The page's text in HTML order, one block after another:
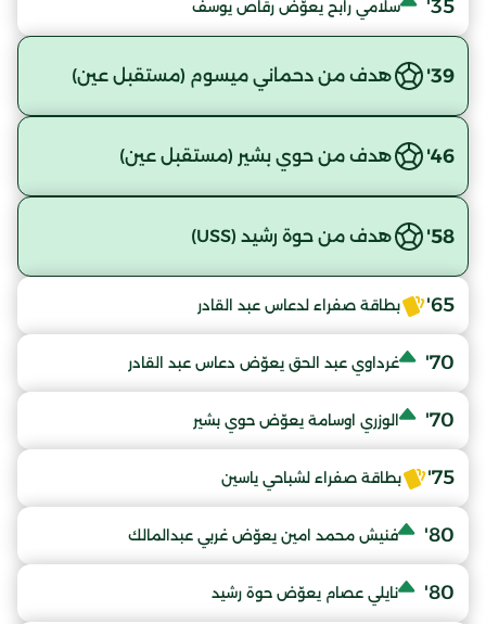
35' سلامي رابح يعوّض رقاص يوسف
39' هدف من دحماني ميسوم (مستقبل عين)
46' هدف من حوي بشير (مستقبل عين)
58' هدف من حوة رشيد (USS)
65' بطاقة صفراء لدعاس عبد القادر
70' غرداوي عبد الحق يعوّض دعاس عبد القادر
70' الوزري اوسامة يعوّض حوي بشير
75' بطاقة صفراء لشباحي ياسين
80' فنيش محمد امين يعوّض غربي عبدالمالك
80' نايلي عصام يعوّض حوة رشيد